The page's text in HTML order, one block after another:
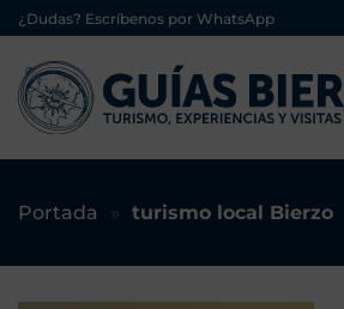
Saltar
al
contenido
¿Dudas? Escríbenos por WhatsApp
Portada » turismo local Bierzo